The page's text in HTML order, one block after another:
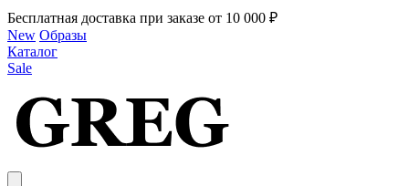
Бесплатная доставка при заказе от 10 000 ₽
New Образы
Каталог
Sale